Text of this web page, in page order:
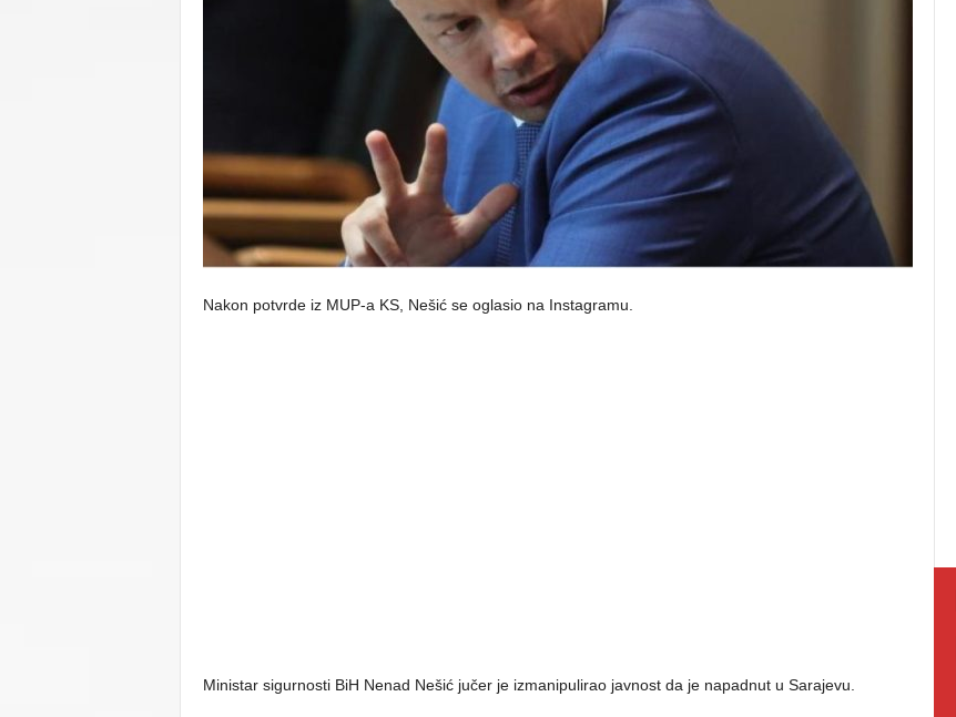
Nakon potvrde iz MUP-a KS, Nešić se oglasio na Instagramu.
Ministar sigurnosti BiH Nenad Nešić jučer je izmanipulirao javnost da je napadnut u Sarajevu.